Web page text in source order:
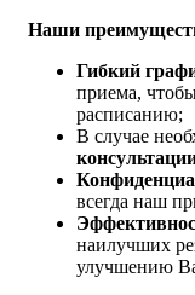
Наши
Гибкий
приема,
расписанию;
В случае
всегда наш
наилучших
улучшению